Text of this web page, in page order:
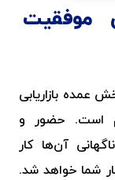
موفقیت
عمده بازاریابی
است. حضور و
آن‌ها کار
شما خواهد شد.